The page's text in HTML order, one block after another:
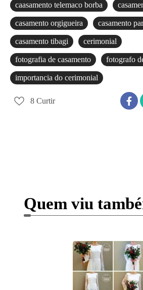
caasamento telemaco borba
casamento orgigueira casamento
casamento tibagi cerimonial
fotografia de casamento fotografo
importancia do cerimonial
8 Curtir
Quem viu